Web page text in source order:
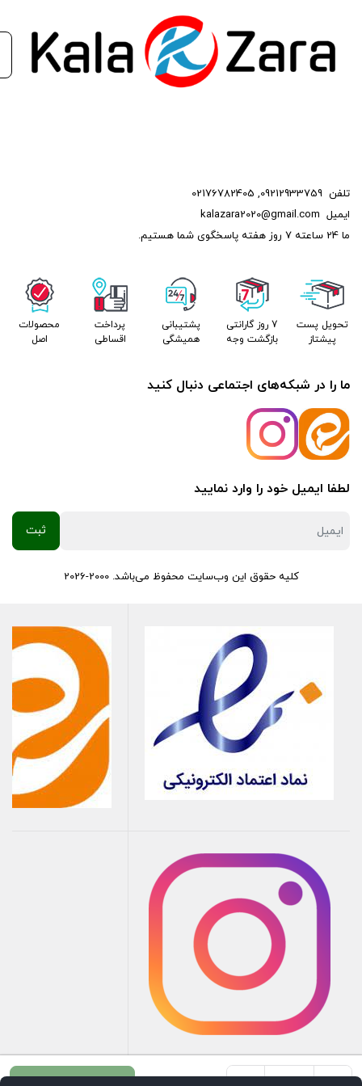
تلفن 09212933759
,
02176782405
ایمیل kalazara2020@gmail.com
ما 24 ساعته 7 روز هفته پاسخگوی شما هستیم.
تحویل پست
پیشتاز
7 روز گارانتی
بازگشت وجه
پشتیبانی
همیشگی
پرداخت
اقساطی
محصولات
اصل
ما را در شبکه‌های اجتماعی دنبال کنید
لطفا ایمیل خود را وارد نمایید
کلیه حقوق این وب‌سایت محفوظ می‌باشد. 2000-2026